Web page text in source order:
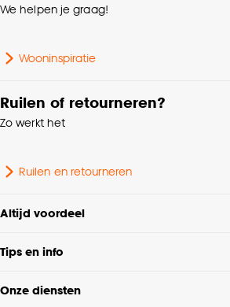
We helpen je graag!
Wooninspiratie
Ruilen of retourneren?
Zo werkt het
Ruilen en retourneren
Altijd voordeel
Tips en info
Onze diensten